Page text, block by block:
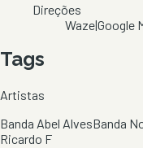
Direções
Waze|Google
Tags
Artistas
Banda Abel AlvesBanda
Ricardo F